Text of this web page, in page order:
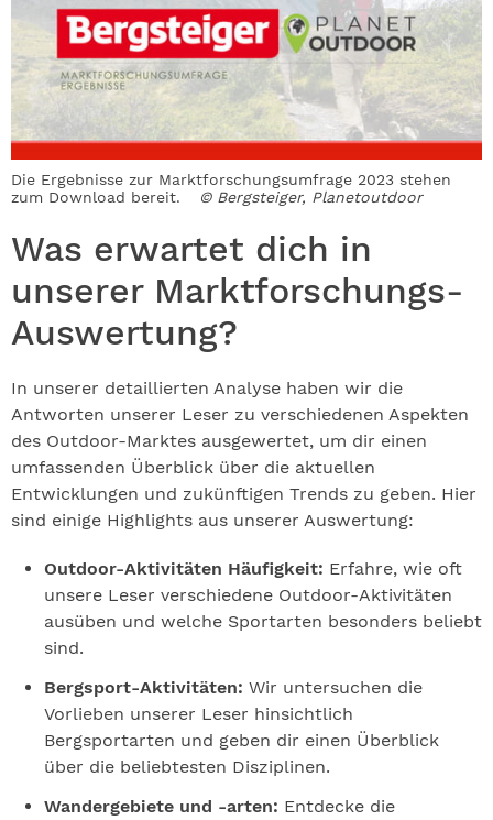
Die Ergebnisse zur Marktforschungsumfrage 2023 stehen
zum Download bereit.
© Bergsteiger, Planetoutdoor
Was erwartet dich in
unserer Marktforschungs-
Auswertung?
In unserer detaillierten Analyse haben wir die
Antworten unserer Leser zu verschiedenen Aspekten
des Outdoor-Marktes ausgewertet, um dir einen
umfassenden Überblick über die aktuellen
Entwicklungen und zukünftigen Trends zu geben. Hier
sind einige Highlights aus unserer Auswertung:
Outdoor-Aktivitäten Häufigkeit: Erfahre, wie oft
unsere Leser verschiedene Outdoor-Aktivitäten
ausüben und welche Sportarten besonders beliebt
sind.
Bergsport-Aktivitäten: Wir untersuchen die
Vorlieben unserer Leser hinsichtlich
Bergsportarten und geben dir einen Überblick
über die beliebtesten Disziplinen.
Wandergebiete und -arten: Entdecke die